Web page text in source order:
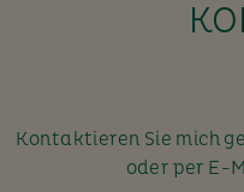
Kontaktieren Sie mich
oder per E-